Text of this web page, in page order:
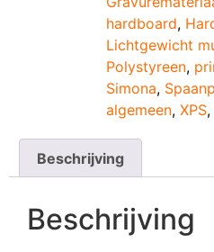
hardboard,
Lichtgewicht
Polystyreen,
Simona,
algemeen, XPS,
Beschrijving
Beschrijving